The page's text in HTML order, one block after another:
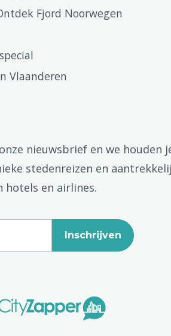
Fjord Noorwegen
Vlaanderen
nieuwsbrief en we houden
stedenreizen en
hotels en airlines.
Inschrijven